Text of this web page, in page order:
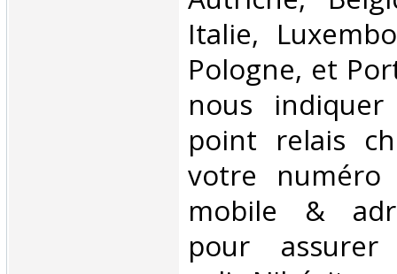
Italie,
Pologne, et
nous
point relais
votre numéro
mobile &
pour